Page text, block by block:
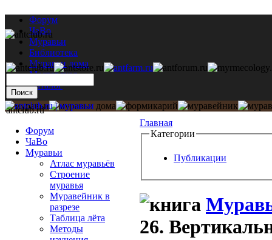
Форум
ЧаВо
Муравьи
Библиотека
Муравьи дома
Мастерская
Каталог
Главная
Категории
Публикации
26.
antclub.ru
Форум
ЧаВо
Муравьи
Атлас муравьёв
Строение
муравья
Муравейник в
разрезе
Таблица лёта
Методы